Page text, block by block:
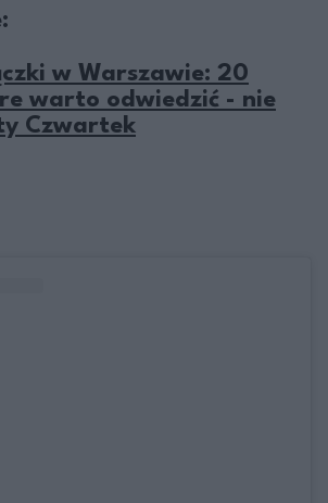
w Warszawie: 20
warto odwiedzić - nie
Czwartek